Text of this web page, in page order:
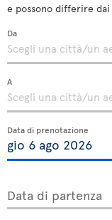
e possono differire dai
Da
A
Data di prenotazione
Data di partenza